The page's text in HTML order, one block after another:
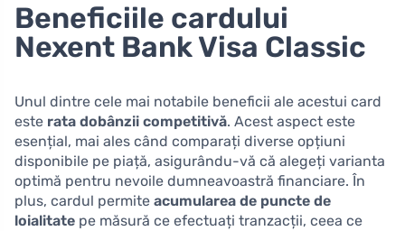
Beneficiile cardului
Nexent Bank Visa Classic
Unul dintre cele mai notabile beneficii ale acestui card
este rata dobânzii competitivă. Acest aspect este
esențial, mai ales când comparați diverse opțiuni
disponibile pe piață, asigurându-vă că alegeți varianta
optimă pentru nevoile dumneavoastră financiare. În
plus, cardul permite acumularea de puncte de
loialitate pe măsură ce efectuați tranzacții, ceea ce